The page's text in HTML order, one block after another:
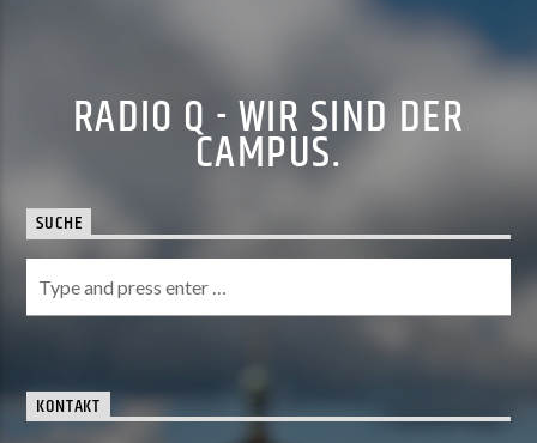
RADIO Q - WIR SIND DER
CAMPUS.
SUCHE
KONTAKT